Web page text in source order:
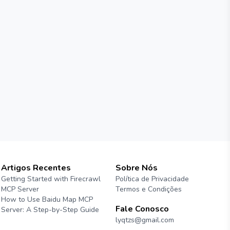
Artigos Recentes
Getting Started with Firecrawl
MCP Server
How to Use Baidu Map MCP
Server: A Step-by-Step Guide
Sobre Nós
Política de Privacidade
Termos e Condições
Fale Conosco
lyqtzs@gmail.com